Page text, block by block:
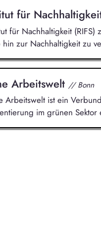
für
für Nachhaltigkeit
zur Nachhaltigkeit zu
Arbeitswelt // Bonn
Arbeitswelt ist ein
im grünen Sektor